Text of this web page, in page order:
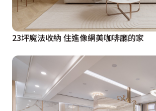
23坪魔法收納 住進像網美咖啡廳的家